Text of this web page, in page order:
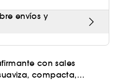
envíos y
con sales
compacta,